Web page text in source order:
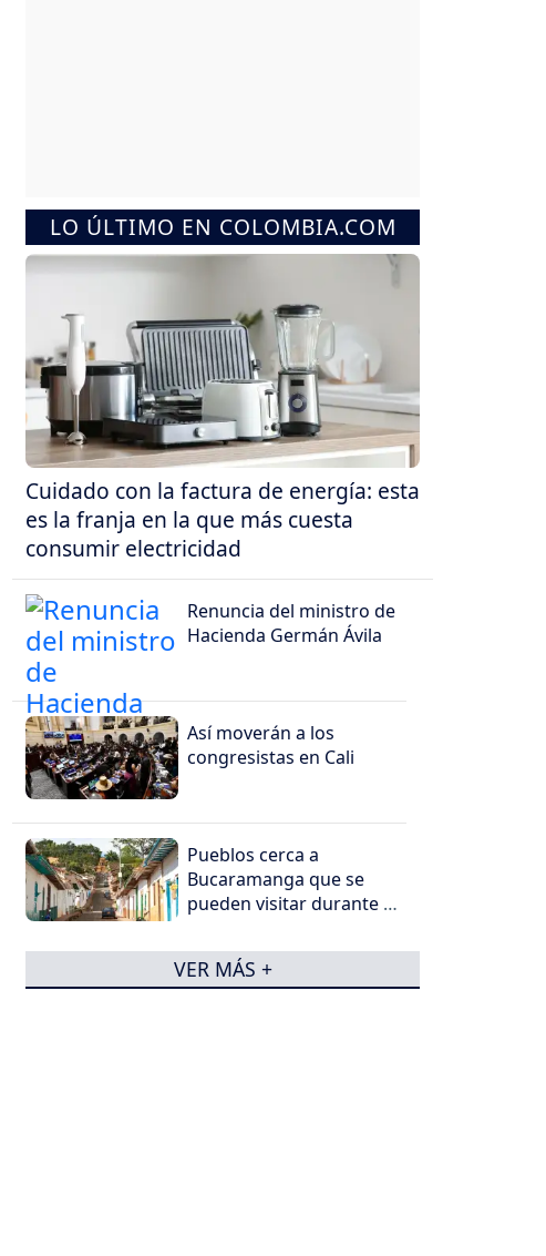
LO ÚLTIMO EN COLOMBIA.COM
Cuidado con la factura de energía: esta
es la franja en la que más cuesta
consumir electricidad
Renuncia del ministro de
Hacienda Germán Ávila
Así moverán a los
congresistas en Cali
Pueblos cerca a
Bucaramanga que se
pueden visitar durante tu
VER MÁS +